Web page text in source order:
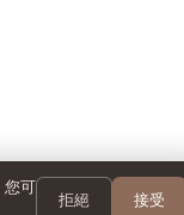
您可
拒絕 接受